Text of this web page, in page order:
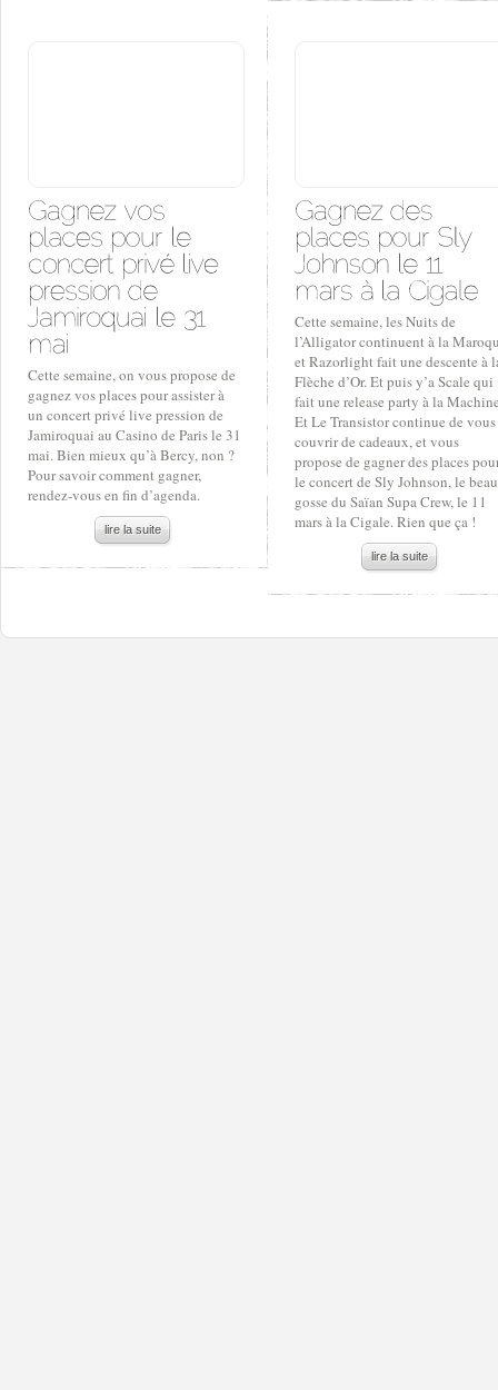
Cette semaine, on vous propose de
gagnez vos places pour assister à
un concert privé live pression de
Jamiroquai au Casino de Paris le 31
mai. Bien mieux qu’à Bercy, non ?
Pour savoir comment gagner,
rendez-vous en fin d’agenda.
lire la suite
Cette semaine, les Nuits de
l’Alligator continuent à la
et Razorlight fait une descente à
Flèche d’Or. Et puis y’a Scale qui
fait une release party à la
Et Le Transistor continue de vous
couvrir de cadeaux, et vous
propose de gagner des places
le concert de Sly Johnson, le beau
gosse du Saïan Supa Crew, le 11
mars à la Cigale. Rien que ça !
lire la suite